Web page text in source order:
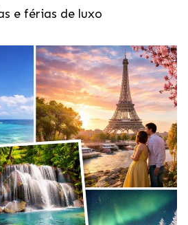
e férias de luxo